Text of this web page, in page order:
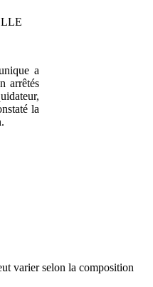
a
arrêtés
la
varier selon la composition